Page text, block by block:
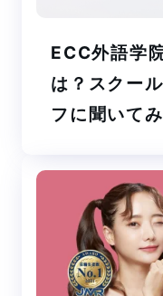
ECC外語学
は？スクー
フに聞いてみ